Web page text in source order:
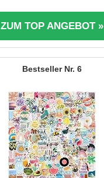
ZUM TOP ANGEBOT »
6